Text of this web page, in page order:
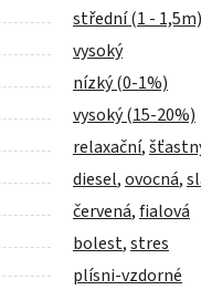
střední (1 - 1,5m)
vysoký
nízký (0-1%)
vysoký (15-20%)
relaxační,
diesel,ovocná,
červená,fialová
bolest,stres
plísni-vzdorné